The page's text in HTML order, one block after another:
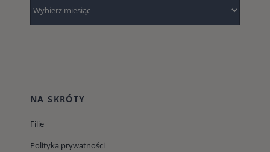
NA SKRÓTY
Filie
Polityka prywatności